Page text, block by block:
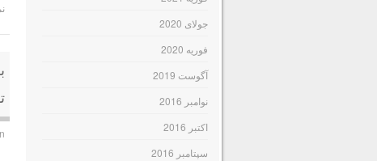
جولای 2020
فوریه 2020
آگوست 2019
نوامبر 2016
اکتبر 2016
سپتامبر 2016